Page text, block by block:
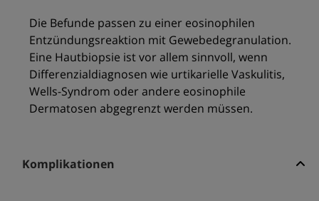
Die Befunde passen zu einer eosinophilen
Entzündungsreaktion mit Gewebedegranulation.
Eine Hautbiopsie ist vor allem sinnvoll, wenn
Differenzialdiagnosen wie urtikarielle Vaskulitis,
Wells-Syndrom oder andere eosinophile
Dermatosen abgegrenzt werden müssen.
Komplikationen